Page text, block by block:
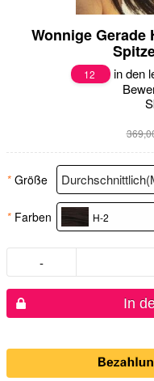
Wonnige Gerade
12
in den
* Größe
* Farben H-2
-
In